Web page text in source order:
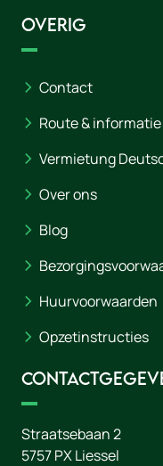
Overig
Contact
Route & informatie
Vermietung
Over ons
Blog
Huurvoorwaarden
Opzetinstructies
Straatsebaan 2
5757 PXLiessel